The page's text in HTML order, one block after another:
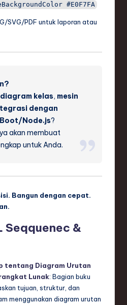
#E0F7FA
SVG/PDF untuk laporan atau
diagram kelas, mesin
dengan
Node.js?
akan membuat
untuk Anda.
Bangun dengan cepat.
Seqquenec &
tentang Diagram Urutan
Lunak: Bagian buku
tujuan, struktur, dan
menggunakan diagram urutan